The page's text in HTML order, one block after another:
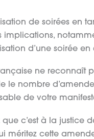
de soirées en
implications,
d’une soirée
ne reconnaît
le nombre
de votre
que c’est à la justice
méritez cette